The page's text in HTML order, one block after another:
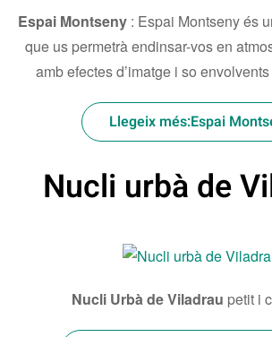
Espai Montseny : Espai Montseny és
que us permetrà endinsar-vos en
amb efectes d’imatge i so
Llegeix més:Espai
Nucli urbà de
Nucli Urbà deViladrau petit i